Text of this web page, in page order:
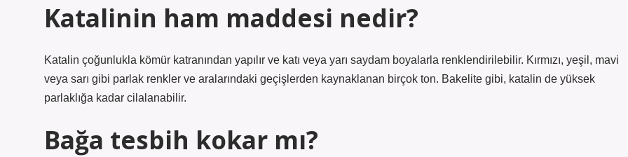
Katalinin ham maddesi nedir?
Katalin çoğunlukla kömür katranından yapılır ve katı veya yarı saydam boyalarla renklendirilebilir. Kırmızı, yeşil, mavi
veya sarı gibi parlak renkler ve aralarındaki geçişlerden kaynaklanan birçok ton. Bakelite gibi, katalin de yüksek
parlaklığa kadar cilalanabilir.
Bağa tesbih kokar mı?